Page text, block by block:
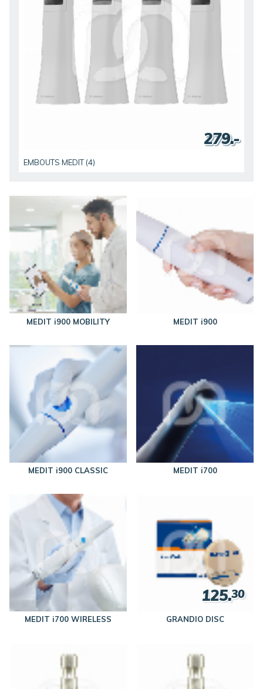
EMBOUTS MEDIT (4)
279.-
MEDIT i900 MOBILITY MEDIT i900
MEDIT i900 CLASSIC MEDIT i700
MEDIT i700 WIRELESS GRANDIO DISC
125.30